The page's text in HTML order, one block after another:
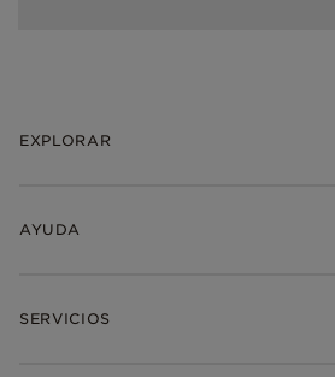
EXPLORAR
AYUDA
SERVICIOS